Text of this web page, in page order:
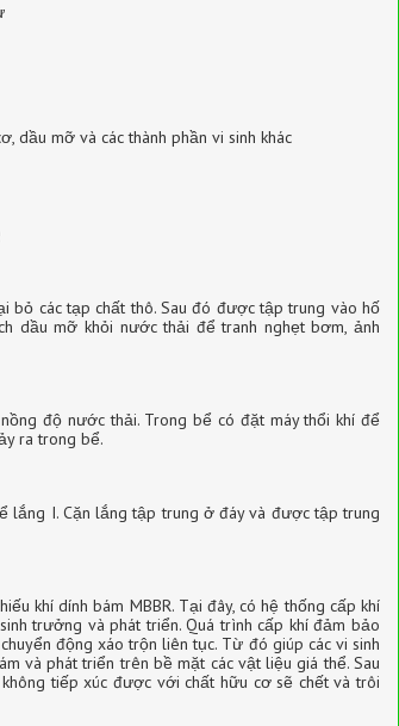
dầu mỡ và các thành phần vi sinh khác
các tạp chất thô. Sau đó được tập trung vào hố
dầu mỡ khỏi nước thải để tranh nghẹt bơm, ảnh
độ nước thải. Trong bể có đặt máy thổi khí để
ra trong bể.
lắng I. Cặn lắng tập trung ở đáy và được tập trung
khí dính bám MBBR. Tại đây, có hệ thống cấp khí
trưởng và phát triển. Quá trình cấp khí đảm bảo
động xáo trộn liên tục. Từ đó giúp các vi sinh
và phát triển trên bề mặt các vật liệu giá thể. Sau
tiếp xúc được với chất hữu cơ sẽ chết và trôi